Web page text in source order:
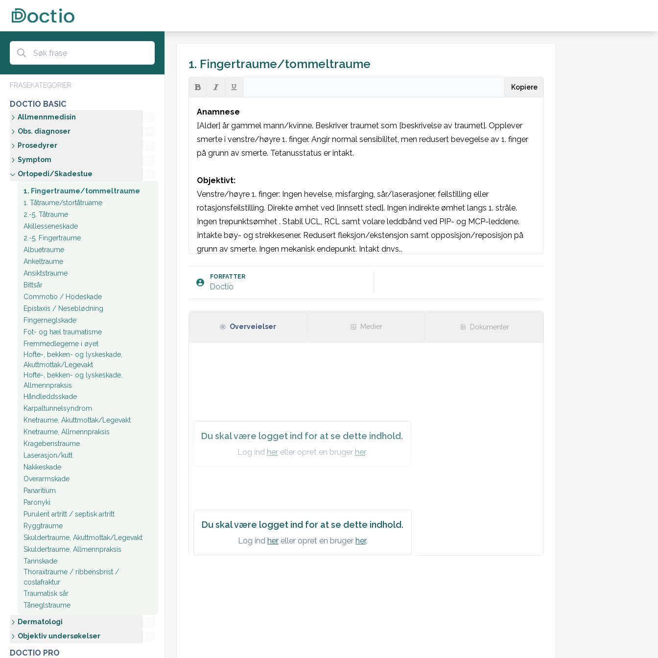
FRASEKATEGORIER
DOCTIO BASIC
Allmennmedisin
Obs. diagnoser
Prosedyrer
Symptom
Ortopedi/Skadestue
1. Fingertraume/tommeltraume
1. Tåtraume/stortåtruame
2.-5. Tåtraume
Akillesseneskade
2.-5. Fingertraume
Albuetraume
Ankeltraume
Ansiktstraume
Bittsår
Commotio / Hodeskade
Epistaxis / Neseblødning
Fingerneglskade
Fot- og hæl traumatisme
Fremmedlegeme i øyet
Hofte-, bekken- og lyskeskade,
Akuttmottak/Legevakt
Hofte-, bekken- og lyskeskade,
Allmennpraksis
Håndleddsskade
Karpaltunnelsyndrom
Knetraume, Akuttmottak/Legevakt
Knetraume, Allmennpraksis
Kragebenstraume
Laserasjon/kutt
Nakkeskade
Overarmskade
Panaritium
Paronyki
Purulent artritt / septisk artritt
Ryggtraume
Skuldertraume, Akuttmottak/Legevakt
Skuldertraume, Allmennpraksis
Tannskade
Thoraxtraume / ribbensbrist /
costafraktur
Traumatisk sår
Tåneglstraume
Dermatologi
Objektiv undersøkelser
DOCTIO PRO
1. Fingertraume/tommeltraume
Kopiere
Anamnese
[Alder] år gammel mann/kvinne. Beskriver traumet som [beskrivelse av traumet]. Opplever
smerte i venstre/høyre 1. finger. Angir normal sensibilitet, men redusert bevegelse av 1. finger
på grunn av smerte. Tetanusstatus er intakt.
Objektivt:
Venstre/høyre 1. finger: Ingen hevelse, misfarging, sår/laserasjoner, feilstilling eller
rotasjonsfeilstilling. Direkte ømhet ved [innsett sted]. Ingen indirekte ømhet langs 1. stråle.
Ingen trepunktsømhet . Stabil UCL, RCL samt volare leddbånd ved PIP- og MCP-leddene.
Intakte bøy- og strekkesener. Redusert fleksjon/ekstensjon samt opposisjon/reposisjon på
grunn av smerte. Ingen mekanisk endepunkt. Intakt dnvs..
Plan:
Du skal være logget ind for at se dette indhold.
Log ind her eller opret en bruger her.
FORFATTER
Doctio
Overveielser Medier Dokumenter
Du skal være logget ind for at se dette indhold.
Log ind her eller opret en bruger her.